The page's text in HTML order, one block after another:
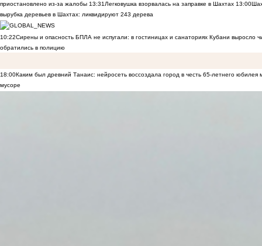
приостановлено из-за жалобы 13:31Легковушка взорвалась на заправке в Шахтах 13:00
вырубка деревьев в Шахтах: ликвидируют 243 дерева
10:22Сирены и опасность БПЛА не испугали: в гостиницах и санаториях Кубани выросло
обратились в полицию
18:00Каким был древний Танаис: нейросеть воссоздала город в честь 65-летнего юбилея
мусоре